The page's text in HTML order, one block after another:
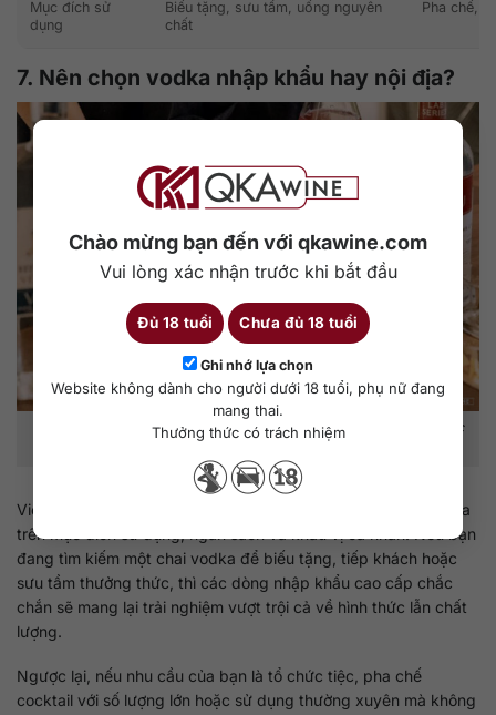
Chào mừng bạn đến với qkawine.com
Vui lòng xác nhận trước khi bắt đầu
Đủ 18 tuổi Chưa đủ 18 tuổi
Ghi nhớ lựa chọn
Website không dành cho người dưới 18 tuổi, phụ nữ đang
mang thai.
Thưởng thức có trách nhiệm
Mục đích sử
dụng
Biếu tặng, sưu tầm, uống nguyên
chất
Pha chế,
7. Nên chọn vodka nhập khẩu hay nội địa?
Nên chọn vodka nhập khẩu hay nội địa? Cùng phân tích ưu nhược
Việc lựa chọn giữa vodka nhập khẩu và vodka nội địa nên dựa
trên mục đích sử dụng, ngân sách và khẩu vị cá nhân. Nếu bạn
đang tìm kiếm một chai vodka để biếu tặng, tiếp khách hoặc
sưu tầm thưởng thức, thì các dòng nhập khẩu cao cấp chắc
chắn sẽ mang lại trải nghiệm vượt trội cả về hình thức lẫn chất
lượng.
Ngược lại, nếu nhu cầu của bạn là tổ chức tiệc, pha chế
cocktail với số lượng lớn hoặc sử dụng thường xuyên mà không